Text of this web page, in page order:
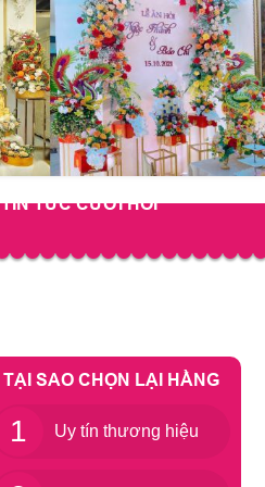
TIN TỨC CƯỚI HỎI
TẠI SAO CHỌN LẠI HẰNG
1 Uy tín thương hiệu